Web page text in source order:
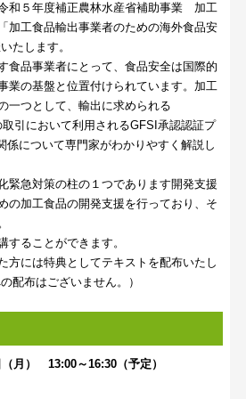
和５年度補正農林水産省補助事業 加工
加工食品輸出事業者のための海外食品安
たします。
食品事業者にとって、食品安全は国際的
業の基盤と位置付けられています。加工
一つとして、輸出に求められる
引において利用されるGFSI承認認証プ
係について専門家がわかりやすく解説し
緊急対策の柱の１つであります開発支援
の加工食品の開発支援を行っており、そ
することができます。
方には特典としてテキストを配布いたし
配布はございません。）
月） 13:00～16:30（予定）